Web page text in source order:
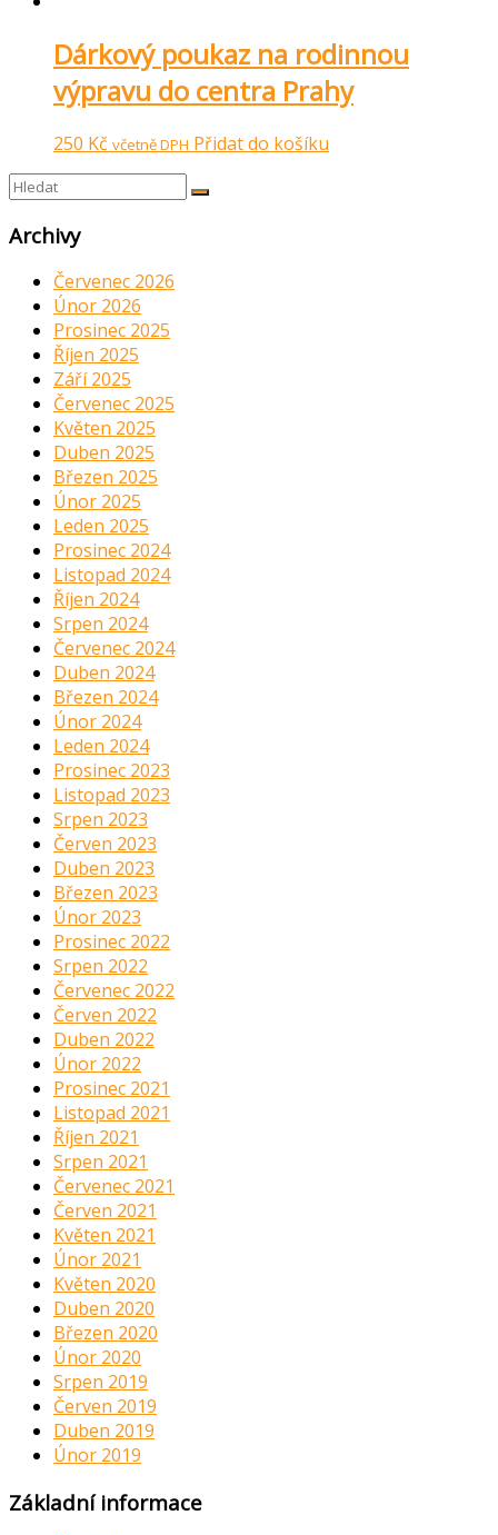
Dárkový poukaz na rodinnou
výpravu do centra Prahy
250 Kč včetně DPH Přidat do košíku
Archivy
Červenec 2026
Únor 2026
Prosinec 2025
Říjen 2025
Září 2025
Červenec 2025
Květen 2025
Duben 2025
Březen 2025
Únor 2025
Leden 2025
Prosinec 2024
Listopad 2024
Říjen 2024
Srpen 2024
Červenec 2024
Duben 2024
Březen 2024
Únor 2024
Leden 2024
Prosinec 2023
Listopad 2023
Srpen 2023
Červen 2023
Duben 2023
Březen 2023
Únor 2023
Prosinec 2022
Srpen 2022
Červenec 2022
Červen 2022
Duben 2022
Únor 2022
Prosinec 2021
Listopad 2021
Říjen 2021
Srpen 2021
Červenec 2021
Červen 2021
Květen 2021
Únor 2021
Květen 2020
Duben 2020
Březen 2020
Únor 2020
Srpen 2019
Červen 2019
Duben 2019
Únor 2019
Základní informace